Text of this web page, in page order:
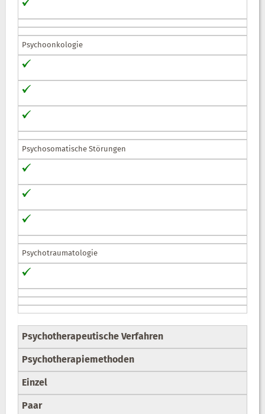
Psychoonkologie
Psychosomatische Störungen
Psychotraumatologie
Psychotherapeutische Verfahren
Psychotherapiemethoden
Einzel
Paar